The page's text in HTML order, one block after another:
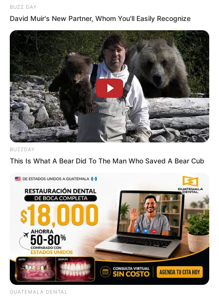
BUZZ DAY
David Muir's New Partner, Whom You'll Easily Recognize
BUZZDAY
This Is What A Bear Did To The Man Who Saved A Bear Cub
GUATEMALA DENTAL